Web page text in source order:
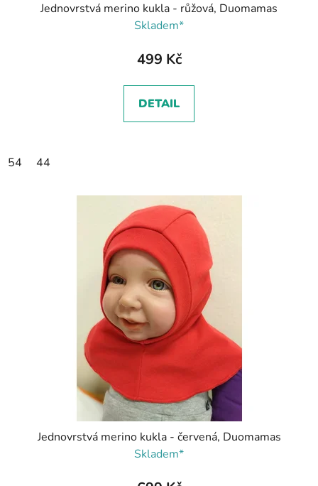
Jednovrstvá merino kukla - růžová, Duomamas
Skladem*
499 Kč
DETAIL
54 44
Jednovrstvá merino kukla - červená, Duomamas
Skladem*